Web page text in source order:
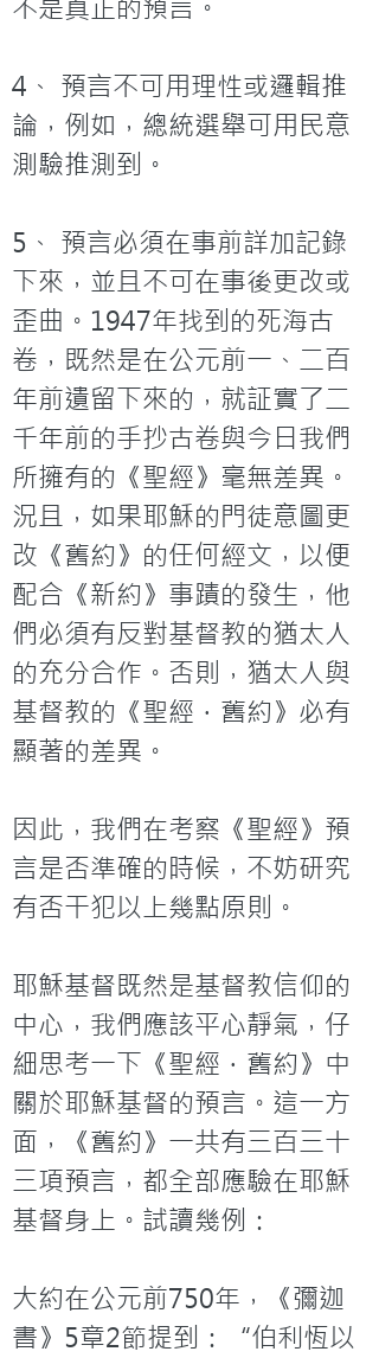
不是真正的預言。
4、 預言不可用理性或邏輯推
論，例如，總統選舉可用民意
測驗推測到。
5、 預言必須在事前詳加記錄
下來，並且不可在事後更改或
歪曲。1947年找到的死海古
卷，既然是在公元前一、二百
年前遺留下來的，就証實了二
千年前的手抄古卷與今日我們
所擁有的《聖經》毫無差異。
況且，如果耶穌的門徒意圖更
改《舊約》的任何經文，以便
配合《新約》事蹟的發生，他
們必須有反對基督教的猶太人
的充分合作。否則，猶太人與
基督教的《聖經．舊約》必有
顯著的差異。
因此，我們在考察《聖經》預
言是否準確的時候，不妨研究
有否干犯以上幾點原則。
耶穌基督既然是基督教信仰的
中心，我們應該平心靜氣，仔
細思考一下《聖經．舊約》中
關於耶穌基督的預言。這一方
面，《舊約》一共有三百三十
三項預言，都全部應驗在耶穌
基督身上。試讀幾例：
大約在公元前750年，《彌迦
書》5章2節提到：“伯利恆以